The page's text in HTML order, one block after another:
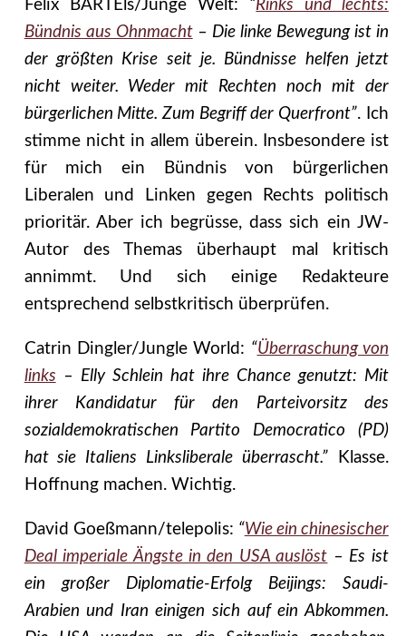
Felix BARTEls/Junge Welt: “Rinks und lechts:
Bündnis aus Ohnmacht– Die linke Bewegung ist in
der größten Krise seit je. Bündnisse helfen jetzt
nicht weiter. Weder mit Rechten noch mit der
bürgerlichen Mitte. Zum Begriff der Querfront”. Ich
stimme nicht in allem überein. Insbesondere ist
für mich ein Bündnis von bürgerlichen
Liberalen und Linken gegen Rechts politisch
prioritär. Aber ich begrüsse, dass sich ein JW-
Autor des Themas überhaupt mal kritisch
annimmt. Und sich einige Redakteure
entsprechend selbstkritisch überprüfen.
Catrin Dingler/Jungle World: “Überraschung von
links – Elly Schlein hat ihre Chance genutzt: Mit
ihrer Kandidatur für den Parteivorsitz des
sozialdemokratischen Partito Democratico (PD)
hat sie Italiens Linksliberale überrascht.”Klasse.
Hoffnung machen. Wichtig.
David Goeßmann/telepolis: “Wie ein chinesischer
Deal imperiale Ängste in den USA auslöst – Es ist
ein großer Diplomatie-Erfolg Beijings: Saudi-
Arabien und Iran einigen sich auf ein Abkommen.